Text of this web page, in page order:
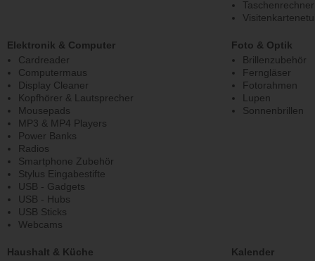
Taschenrechner
Elektronik & Computer
Cardreader
Computermaus
Display Cleaner
Kopfhörer & Lautsprecher
Mousepads
MP3 & MP4 Players
Power Banks
Radios
Smartphone Zubehör
Stylus Eingabestifte
USB - Gadgets
USB - Hubs
USB Sticks
Webcams
Foto & Optik
Brillenzubehör
Ferngläser
Fotorahmen
Lupen
Sonnenbrillen
Haushalt & Küche
Kalender